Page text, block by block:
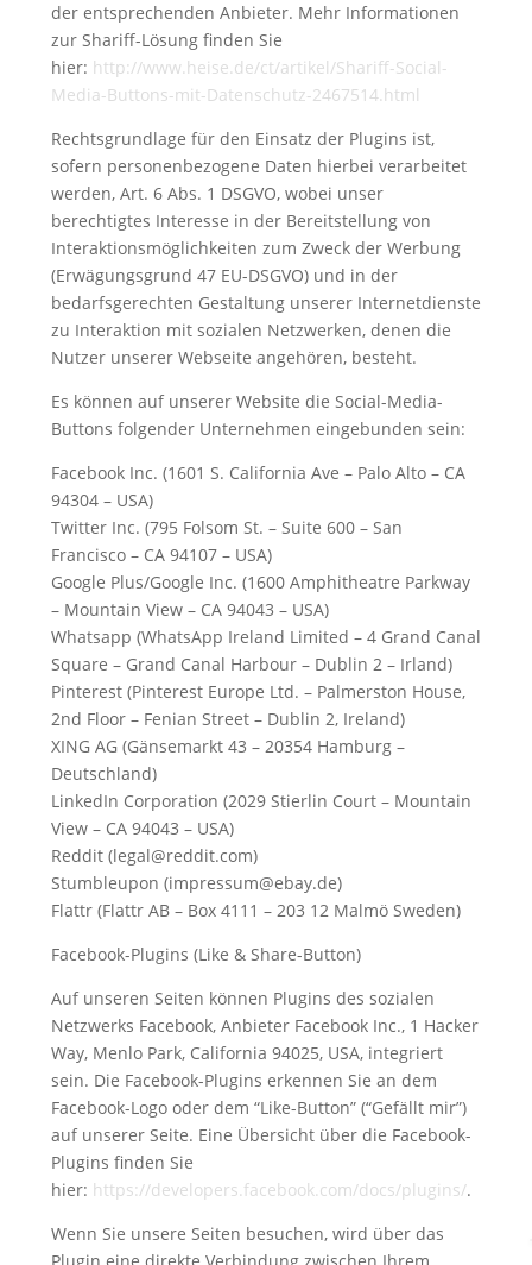
der entsprechenden Anbieter. Mehr Informationen
zur Shariff-Lösung finden Sie
hier: http://www.heise.de/ct/artikel/Shariff-Social-
Media-Buttons-mit-Datenschutz-2467514.html
Rechtsgrundlage für den Einsatz der Plugins ist,
sofern personenbezogene Daten hierbei verarbeitet
werden, Art. 6 Abs. 1 DSGVO, wobei unser
berechtigtes Interesse in der Bereitstellung von
Interaktionsmöglichkeiten zum Zweck der Werbung
(Erwägungsgrund 47 EU-DSGVO) und in der
bedarfsgerechten Gestaltung unserer Internetdienste
zu Interaktion mit sozialen Netzwerken, denen die
Nutzer unserer Webseite angehören, besteht.
Es können auf unserer Website die Social-Media-
Buttons folgender Unternehmen eingebunden sein:
Facebook Inc. (1601 S. California Ave – Palo Alto – CA
94304 – USA)
Twitter Inc. (795 Folsom St. – Suite 600 – San
Francisco – CA 94107 – USA)
Google Plus/Google Inc. (1600 Amphitheatre Parkway
– Mountain View – CA 94043 – USA)
Whatsapp (WhatsApp Ireland Limited – 4 Grand Canal
Square – Grand Canal Harbour – Dublin 2 – Irland)
Pinterest (Pinterest Europe Ltd. – Palmerston House,
2nd Floor – Fenian Street – Dublin 2, Ireland)
XING AG (Gänsemarkt 43 – 20354 Hamburg –
Deutschland)
LinkedIn Corporation (2029 Stierlin Court – Mountain
View – CA 94043 – USA)
Reddit (legal@reddit.com)
Stumbleupon (impressum@ebay.de)
Flattr (Flattr AB – Box 4111 – 203 12 Malmö Sweden)
Facebook-Plugins (Like & Share-Button)
Auf unseren Seiten können Plugins des sozialen
Netzwerks Facebook, Anbieter Facebook Inc., 1 Hacker
Way, Menlo Park, California 94025, USA, integriert
sein. Die Facebook-Plugins erkennen Sie an dem
Facebook-Logo oder dem “Like-Button” (“Gefällt mir”)
auf unserer Seite. Eine Übersicht über die Facebook-
Plugins finden Sie
hier: https://developers.facebook.com/docs/plugins/.
Wenn Sie unsere Seiten besuchen, wird über das